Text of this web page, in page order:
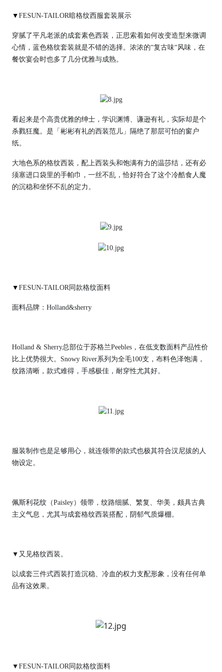
▼ FESUN-TAILOR暗格纹西服套装展示
穿腻了平凡老派的成套素色西装，正思索着如何改变造型来微调
心情，蓝色格纹套装就是不错的选择。浓浓的“复古味“风味，在
餐饮宴会时也多了几分优雅与成熟。
看起来是个高贵优雅的绅士，学识渊博、谦逊有礼，实际却是个
杀戮狂魔。是「彬彬有礼的西装范儿」隔绝了那层可怕的窗户
纸。
大地色系的格纹西装，配上西装头和饱满有力的温莎结，还有必
须塞进口袋里的手帕巾，一丝不乱，恰好符合了这个冷酷食人魔
的沉稳和坐怀不乱的定力。
▼ FESUN-TAILOR同款格纹面料
面料品牌：Holland&sherry
Holland & Sherry总部位于苏格兰Peebles，在低支数面料产品性价
比上优势很大。Snowy River系列为全毛100支，布料色泽饱满，
纹路清晰，款式难得，手感极佳，耐穿性尤其好。
服装制作也是足够用心，就连领带的款式也极其符合汉尼拔的人
物设定。
佩斯利花纹（Paisley）领带，纹路细腻、繁复、华美，颇具古典
主义气息，尤其与成套格纹西装搭配，阴郁气质爆棚。
▼又见格纹西装。
以成套三件式西装打造沉稳、冷血的权力支配形象，没有任何单
品有这效果。
▼FESUN-TAILOR同款格纹面料